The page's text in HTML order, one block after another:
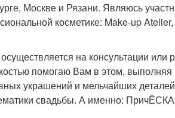
Москве и Рязани. Являюсь
косметике: Make-up
на консультации
помогаю Вам в этом,
украшений и мельчайших
свадьбы. А именно: